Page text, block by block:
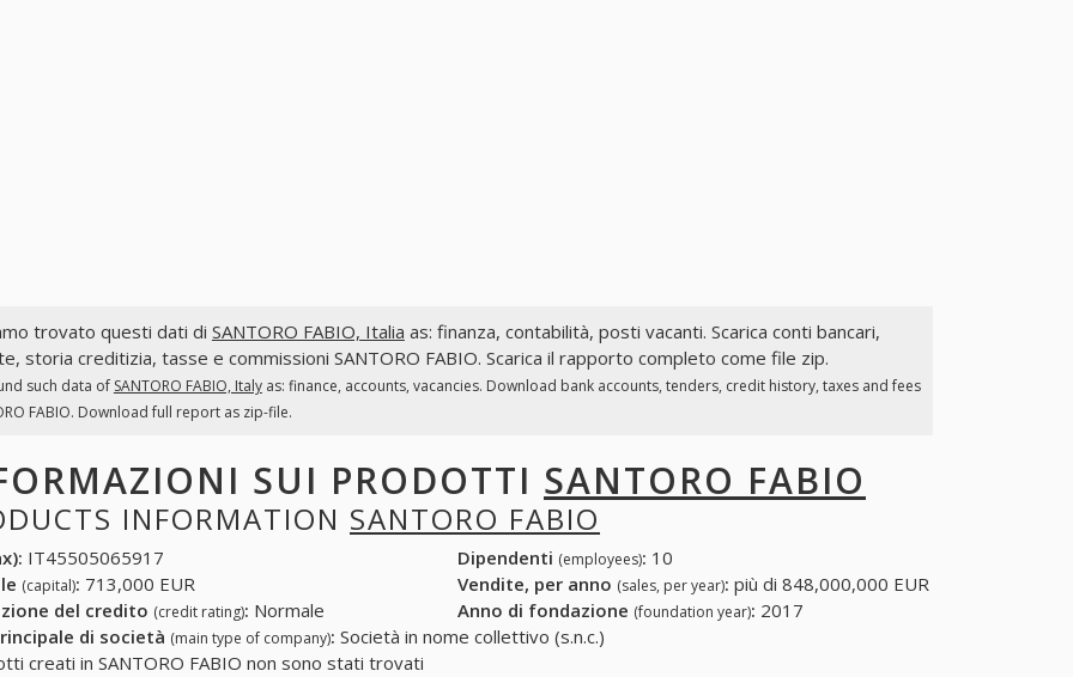
trovato questi dati di SANTORO FABIO, Italia as: finanza, contabilità, posti vacanti. Scarica conti bancari,
storia creditizia, tasse e commissioni SANTORO FABIO. Scarica il rapporto completo come file zip.
such data of SANTORO FABIO, Italyas: finance, accounts, vacancies. Download bank accounts, tenders, credit history, taxes and fees
FABIO. Download full report as zip-file.
SUI PRODOTTI SANTORO FABIO
INFORMATION SANTORO FABIO
IT45505065917 Dipendenti (employees): 10
(capital): 713,000 EUR Vendite, per anno (sales, per year): più di 848,000,000 EUR
del credito (credit rating): Normale Anno di fondazione (foundation year): 2017
di società (main type of company): Società in nome collettivo (s.n.c.)
creati in SANTORO FABIO non sono stati trovati